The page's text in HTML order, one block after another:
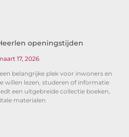
openingstijden
17, 2026
belangrijke plek voor inwoners en
willen lezen, studeren of informatie
een uitgebreide collectie boeken,
materialen